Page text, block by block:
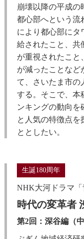
崩壊以降の平成の
都心部へという流
により都心部にタ
給されたこと、共
が重視されたこと
が減ったことなど
て、さいたま市の
する。そこで、本
ンキングの動向を
と人気の特徴点を
ととしたい。
生誕180周年
NHK大河ドラマ
時代の変革者
第2回：深谷編（中